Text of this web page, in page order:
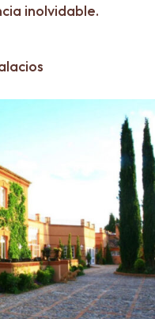
inolvidable.